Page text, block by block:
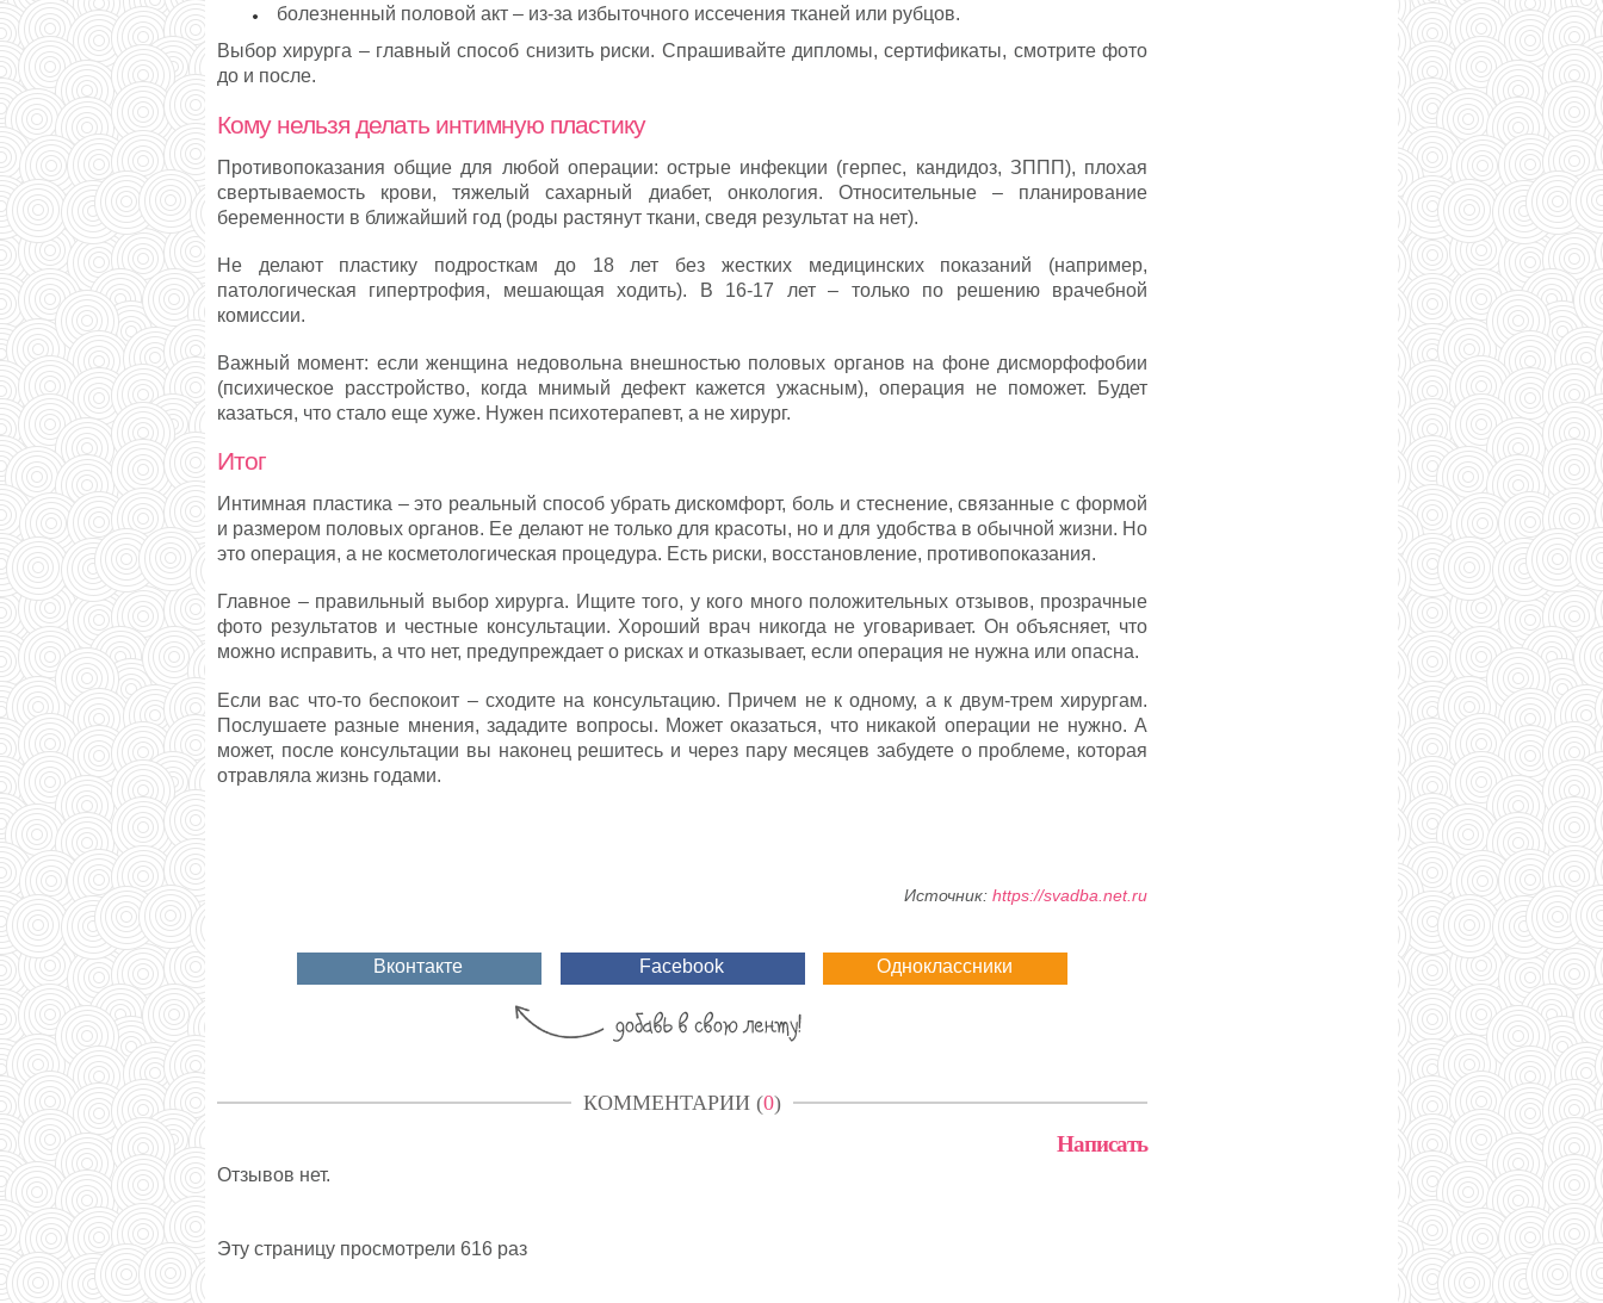
болезненный половой акт – из-за избыточного иссечения тканей или рубцов.
Выбор хирурга – главный способ снизить риски. Спрашивайте дипломы, сертификаты, смотрите фото
до и после.
Кому нельзя делать интимную пластику
Противопоказания общие для любой операции: острые инфекции (герпес, кандидоз, ЗППП), плохая
свертываемость крови, тяжелый сахарный диабет, онкология. Относительные – планирование
беременности в ближайший год (роды растянут ткани, сведя результат на нет).
Не делают пластику подросткам до 18 лет без жестких медицинских показаний (например,
патологическая гипертрофия, мешающая ходить). В 16-17 лет – только по решению врачебной
комиссии.
Важный момент: если женщина недовольна внешностью половых органов на фоне дисморфофобии
(психическое расстройство, когда мнимый дефект кажется ужасным), операция не поможет. Будет
казаться, что стало еще хуже. Нужен психотерапевт, а не хирург.
Итог
Интимная пластика – это реальный способ убрать дискомфорт, боль и стеснение, связанные с формой
и размером половых органов. Ее делают не только для красоты, но и для удобства в обычной жизни. Но
это операция, а не косметологическая процедура. Есть риски, восстановление, противопоказания.
Главное – правильный выбор хирурга. Ищите того, у кого много положительных отзывов, прозрачные
фото результатов и честные консультации. Хороший врач никогда не уговаривает. Он объясняет, что
можно исправить, а что нет, предупреждает о рисках и отказывает, если операция не нужна или опасна.
Если вас что-то беспокоит – сходите на консультацию. Причем не к одному, а к двум-трем хирургам.
Послушаете разные мнения, зададите вопросы. Может оказаться, что никакой операции не нужно. А
может, после консультации вы наконец решитесь и через пару месяцев забудете о проблеме, которая
отравляла жизнь годами.
Источник: https://svadba.net.ru
Вконтакте Facebook Одноклассники
КОММЕНТАРИИ (0)
Написать
Отзывов нет.
Эту страницу просмотрели 616 раз